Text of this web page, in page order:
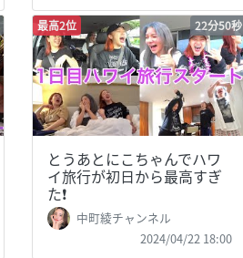
最高2位 22分50秒
とうあとにこちゃんでハワ
イ旅行が初日から最高すぎ
た❗️
中町綾チャンネル
2024/04/22 18:00